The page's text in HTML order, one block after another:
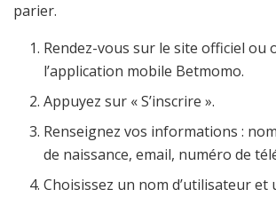
parier.
Rendez-vous sur le site officiel ou
l’application mobile Betmomo.
Appuyez sur « S’inscrire ».
Renseignez vos informations :
de naissance, email, numéro de
Choisissez un nom d’utilisateur et